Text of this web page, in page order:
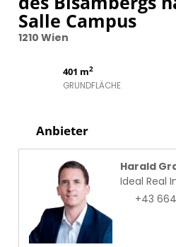
Salle Campus
1210 Wien
401 m2
GRUNDFLÄCHE
Anbieter
Harald
Ideal Real
+43